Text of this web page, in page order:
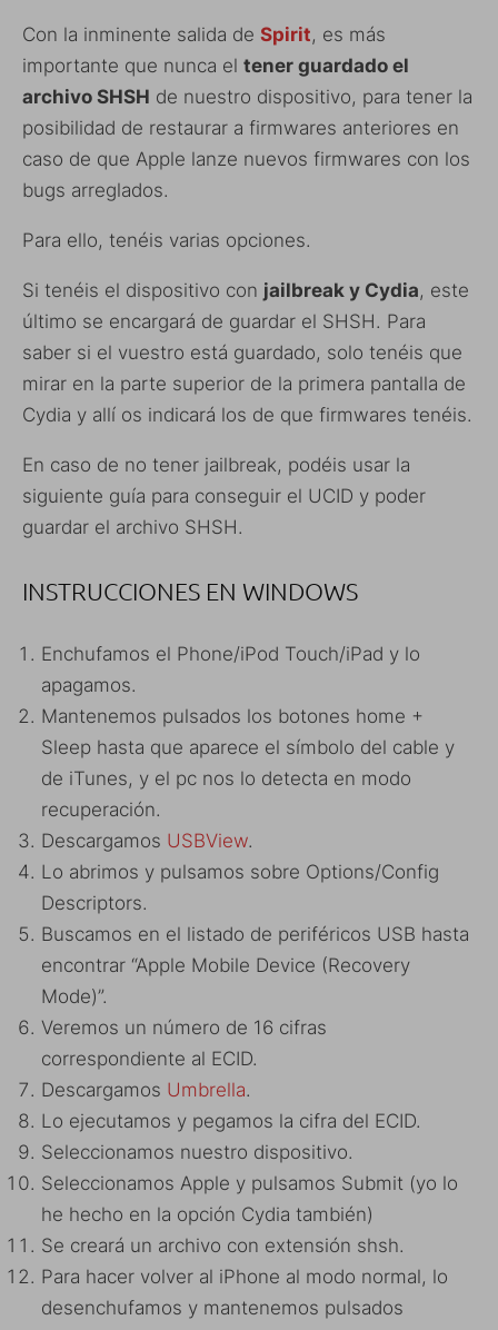
Con la inminente salida de Spirit, es más
importante que nunca el tener guardado el
archivo SHSH de nuestro dispositivo, para tener la
posibilidad de restaurar a firmwares anteriores en
caso de que Apple lanze nuevos firmwares con los
bugs arreglados.
Para ello, tenéis varias opciones.
Si tenéis el dispositivo con jailbreak y Cydia, este
último se encargará de guardar el SHSH. Para
saber si el vuestro está guardado, solo tenéis que
mirar en la parte superior de la primera pantalla de
Cydia y allí os indicará los de que firmwares tenéis.
En caso de no tener jailbreak, podéis usar la
siguiente guía para conseguir el UCID y poder
guardar el archivo SHSH.
INSTRUCCIONES EN WINDOWS
Enchufamos el Phone/iPod Touch/iPad y lo
apagamos.
Mantenemos pulsados los botones home +
Sleep hasta que aparece el símbolo del cable y
de iTunes, y el pc nos lo detecta en modo
recuperación.
Descargamos USBView.
Lo abrimos y pulsamos sobre Options/Config
Descriptors.
Buscamos en el listado de periféricos USB hasta
encontrar “Apple Mobile Device (Recovery
Mode)”.
Veremos un número de 16 cifras
correspondiente al ECID.
Descargamos Umbrella.
Lo ejecutamos y pegamos la cifra del ECID.
Seleccionamos nuestro dispositivo.
Seleccionamos Apple y pulsamos Submit (yo lo
he hecho en la opción Cydia también)
Se creará un archivo con extensión shsh.
Para hacer volver al iPhone al modo normal, lo
desenchufamos y mantenemos pulsados